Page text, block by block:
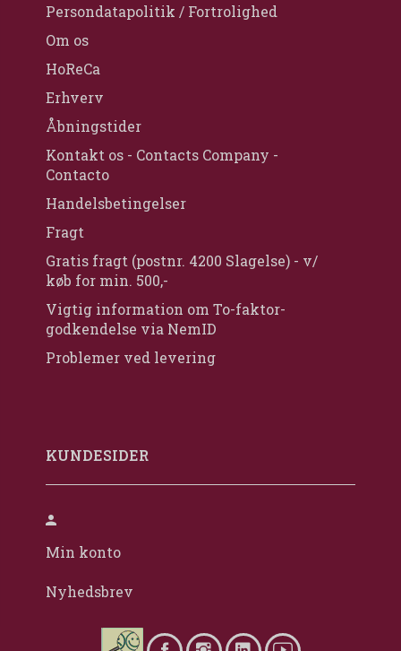
Persondatapolitik / Fortrolighed
Om os
HoReCa
Erhverv
Åbningstider
Kontakt os - Contacts Company -
Contacto
Handelsbetingelser
Fragt
Gratis fragt (postnr. 4200 Slagelse) - v/
køb for min. 500,-
Vigtig information om To-faktor-
godkendelse via NemID
Problemer ved levering
KUNDESIDER
Min konto
Nyhedsbrev